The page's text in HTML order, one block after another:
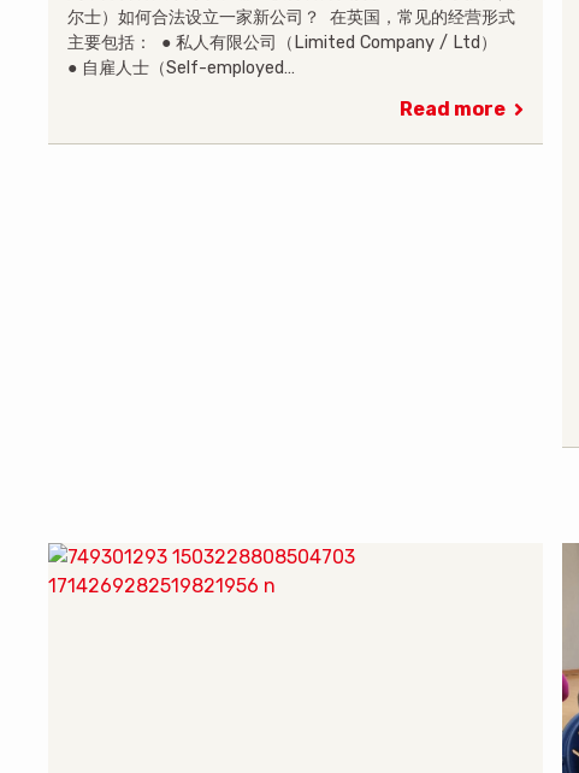
尔士）如何合法设立一家新公司？ 在英国，常见的经营形式
主要包括： ● 私人有限公司（Limited Company / Ltd）
● 自雇人士（Self-employed…
Read more